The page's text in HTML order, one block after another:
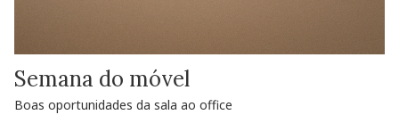
Semana do móvel
Boas oportunidades da sala ao office